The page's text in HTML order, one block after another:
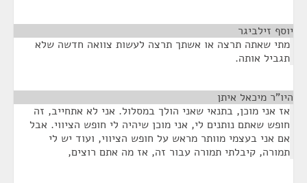
יוסף זילביגר
מתי שאתה תרצה או אשתך תרצה לעשות צוואה חדשה שלא
תגביל אותה.
היו"ר מיכאל איתן
אז אני מוכן, בתנאי שאני הולך במסלול. אני לא אתחייב, זה
חופש שאתם נותנים לי, אני מוכן שיהיה לי חופש הציווי. אבל
אם אני בעצמי מוותר מראש על חופש הציווי, ועוד יש לי
תמורה, קיבלתי תמורה עבור זה, אז מה אתם רוצים,